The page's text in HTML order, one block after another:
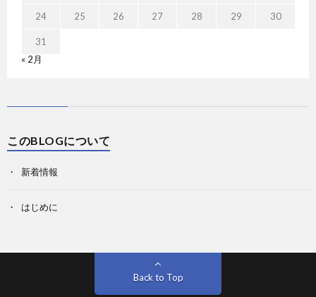
24 25 26 27 28 29 30
31
« 2月
このBLOGについて
新着情報
はじめに
Back to Top